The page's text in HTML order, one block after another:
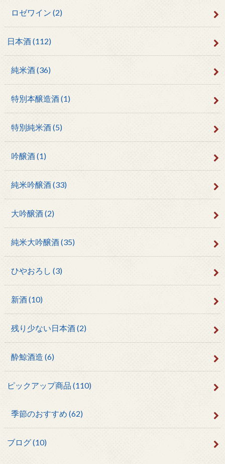
ロゼワイン (2)
日本酒(112)
純米酒(36)
特別本醸造酒(1)
特別純米酒(5)
吟醸酒(1)
純米吟醸酒(33)
大吟醸酒(2)
純米大吟醸酒(35)
ひやおろし (3)
新酒(10)
残り少ない日本酒(2)
酔鯨酒造 (6)
ピックアップ商品 (110)
季節のおすすめ (62)
ブログ(10)